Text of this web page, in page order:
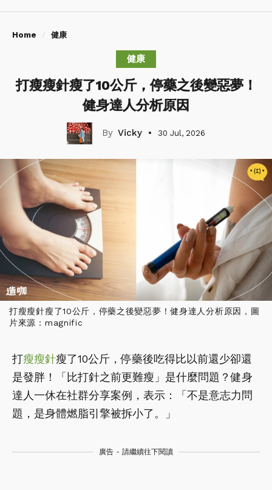
Home 健康
健康
打瘦瘦針瘦了10公斤，停藥之後變惡夢！
健身達人分析原因
Vicky 30 Jul, 2026
打瘦瘦針瘦了10公斤，停藥之後變惡夢！健身達人分析原因，圖
片來源：magnific
打瘦瘦針瘦了10公斤，停藥後吃得比以前還少卻還
是發胖！「比打針之前更難瘦」是什麼問題？健身
達人一休在社群分享案例，表示：「不是意志力問
題，是身體燃脂引擎被拆小了。」
廣告 - 請繼續往下閱讀